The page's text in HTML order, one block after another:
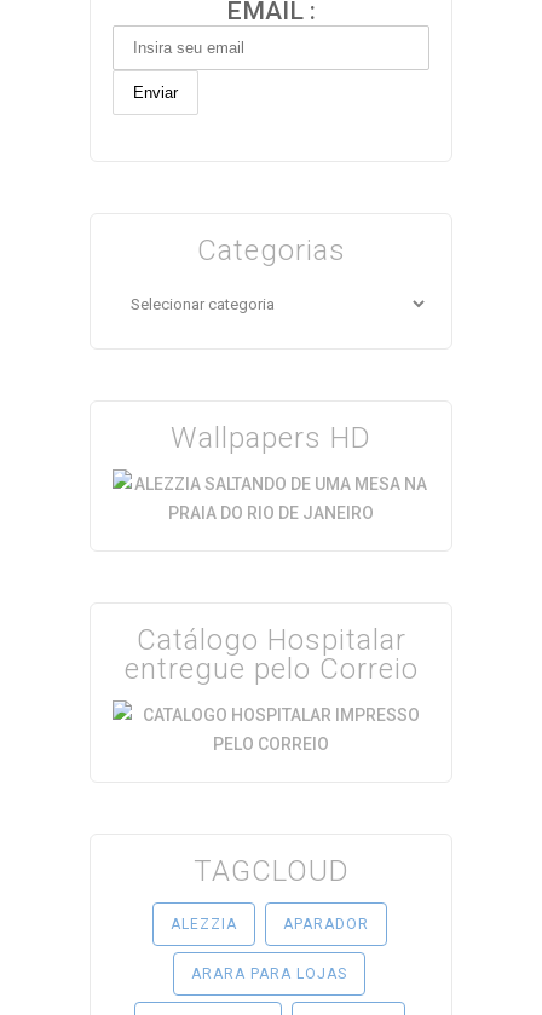
EMAIL :
Categorias
Categorias
Wallpapers HD
Catálogo Hospitalar
entregue pelo Correio
TAGCLOUD
ALEZZIA APARADOR
ARARA PARA LOJAS